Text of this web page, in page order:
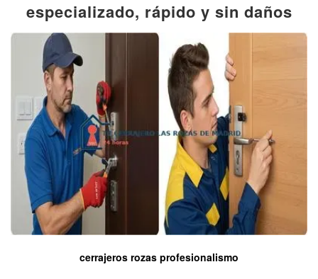
especializado, rápido y sin daños
cerrajeros rozas profesionalismo